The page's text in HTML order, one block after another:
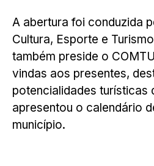
A abertura foi conduzida
Cultura, Esporte e
também preside o
vindas aos presentes,
potencialidades turísticas
apresentou o calendário
município.